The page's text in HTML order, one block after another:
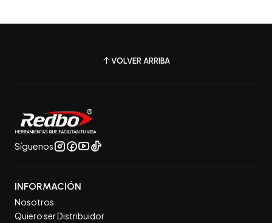
VOLVER ARRIBA
Síguenos
INFORMACIÓN
Nosotros
Quiero ser Distribuidor